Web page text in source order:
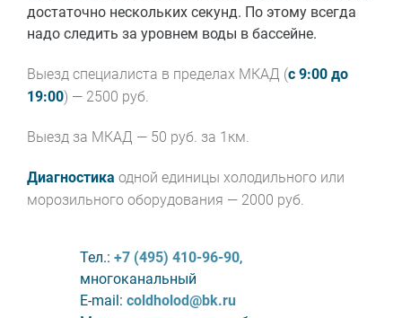
достаточно нескольких секунд. По этому всегда
надо следить за уровнем воды в бассейне.
Выезд специалиста в пределах МКАД (с 9:00 до
19:00) — 2500 руб.
Выезд за МКАД — 50 руб. за 1км.
Диагностика одной единицы холодильного или
морозильного оборудования — 2000 руб.
Тел.: +7 (495) 410-96-90,
многоканальный
E-mail: coldholod@bk.ru